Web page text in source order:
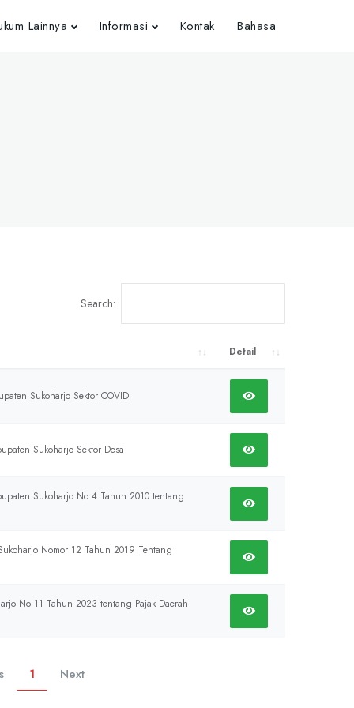
Lainnya Informasi Kontak Bahasa
Search:
Detail
Sukoharjo Sektor COVID
Sukoharjo Sektor Desa
Sukoharjo No 4 Tahun 2010 tentang
Nomor 12 Tahun 2019 Tentang
No 11 Tahun 2023 tentang Pajak Daerah
1 Next